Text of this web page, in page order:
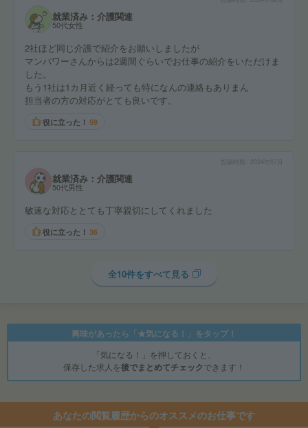
就業済み：介護関連
50代女性
2社ほど同じ介護で紹介をお願いしましたが
マンパワーさんからは2週間ぐらいでお仕事の紹介をいただけま
した。
もう1社は1カ月近く経っても特になんの連絡もありまん
担当者の方の対応がとても良いです。
役に立った！ 59
2024年07月
就業済み：介護関連
50代男性
敏速な対応ととても丁寧親切にしてくれました
役に立った！ 36
全10件をすべて見る
興味があったら「★気になる！」をタップ！
「気になる！」を押しておくと、
保存した求人を後でまとめてチェックできます！
あなたの閲覧履歴からのオススメのお仕事です